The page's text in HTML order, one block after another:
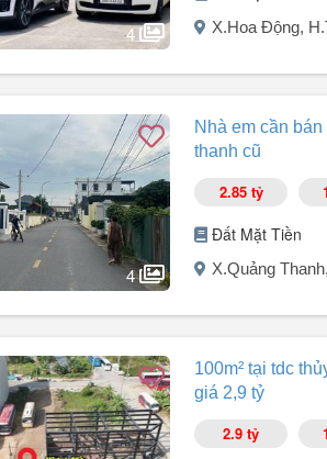
đủ, đảm bảo an tâm cho việc đầu tư.
vui lòng liên hệ Vp1 Đào Trung Hiếu qua số
4 X.Hoa Động,
chia nhiều lô 1300m² đất F0 vuông mặt
Động, Hoàng Huy Green River - giá 33,5tr/m²
4
Nhà em cần
thanh cũ
2.85 tỷ
Đất Mặt Tiền
X.Quảng
100m², full thổ cư, Sẵn sổ.
lợi:
chợ, 200m đến trường cấp 1, cấp 2.
Phường.
nhà siêu rộng 8m, ô tô đỗ tận cửa.
100m² tại tdc
giá 2,9 tỷ
2.9 tỷ